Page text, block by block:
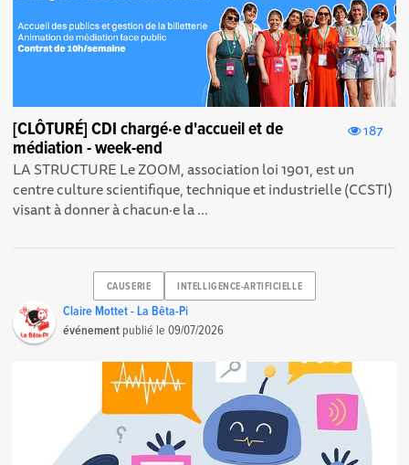
187
[CLÔTURÉ] CDI chargé·e d'accueil et de
médiation - week-end
LA STRUCTURE Le ZOOM, association loi 1901, est un
centre culture scientifique, technique et industrielle (CCSTI)
visant à donner à chacun·e la ...
CAUSERIE INTELLIGENCE-ARTIFICIELLE
Claire Mottet - La Bêta-Pi
événement publié le09/07/2026